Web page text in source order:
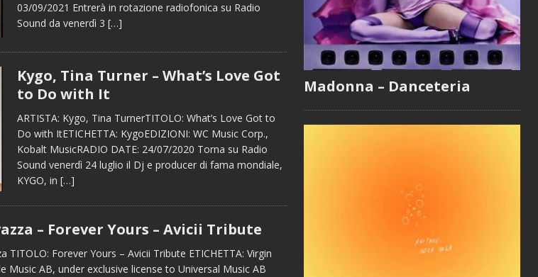
03/09/2021 Entrerà in rotazione radiofonica su Radio
Sound da venerdì 3 […]
Kygo, Tina Turner – What’s Love Got
to Do with It
ARTISTA: Kygo, Tina TurnerTITOLO: What’s Love Got to
Do with ItETICHETTA: KygoEDIZIONI: WC Music Corp.,
Kobalt MusicRADIO DATE: 24/07/2020 Torna su Radio
Sound venerdì 24 luglio il Dj e producer di fama mondiale,
KYGO, in […]
– Forever Yours – Avicii Tribute
TITOLO: Forever Yours – Avicii Tribute ETICHETTA: Virgin
Music AB, under exclusive license to Universal Music AB
Madonna – Danceteria